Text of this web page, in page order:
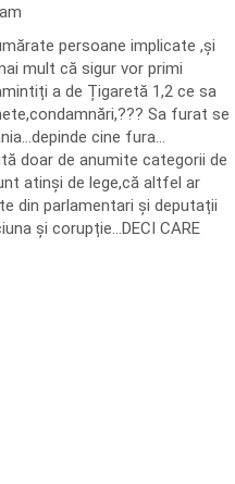
persoane implicate ,și
mult că sigur vor primi
a de Țigaretă 1,2 ce sa
Sa furat se
cine fura…
doar de anumite categorii de
atinși de lege,că altfel ar
din parlamentari și deputații
și corupție…DECI CARE